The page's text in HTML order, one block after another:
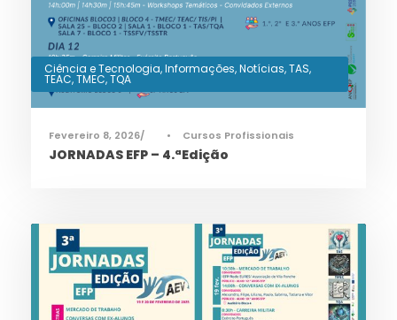
Ciência e Tecnologia,Informações,Notícias,TAS,
TEAC,TMEC,TQA
Fevereiro 8, 2026 • Cursos Profissionais
JORNADAS EFP – 4.ªEdição